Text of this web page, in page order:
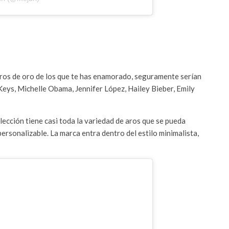
de oro de los que te has enamorado, seguramente serían
Michelle Obama, Jennifer López, Hailey Bieber, Emily
tiene casi toda la variedad de aros que se pueda
La marca entra dentro del estilo minimalista,